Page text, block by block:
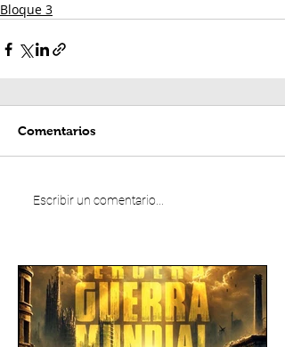
Bloque 3
Comentarios
Escribir un comentario...